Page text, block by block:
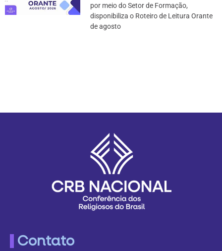
por meio do Setor de Formação,
disponibiliza o Roteiro de Leitura Orante
de agosto
Contato